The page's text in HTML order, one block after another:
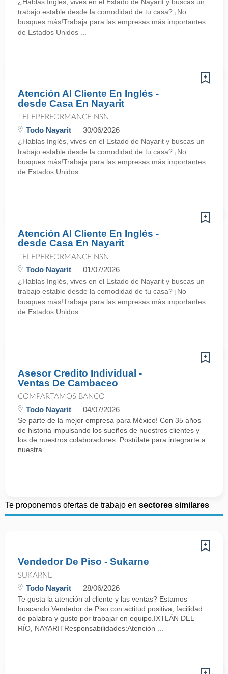
trabajo estable desde la comodidad de tu casa? ¡No
busques más!Trabaja para las empresas más importantes
de Estados Unidos ...
Atención Al Cliente En Inglés -
desde Casa En Nayarit
TELEPERFORMANCE NSN
Todo Nayarit 30/06/2026
¿Hablas Inglés, vives en el Estado de Nayarit y buscas un
trabajo estable desde la comodidad de tu casa? ¡No
busques más!Trabaja para las empresas más importantes
de Estados Unidos ...
Atención Al Cliente En Inglés -
desde Casa En Nayarit
TELEPERFORMANCE NSN
Todo Nayarit 01/07/2026
¿Hablas Inglés, vives en el Estado de Nayarit y buscas un
trabajo estable desde la comodidad de tu casa? ¡No
busques más!Trabaja para las empresas más importantes
de Estados Unidos ...
Asesor Credito Individual -
Ventas De Cambaceo
COMPARTAMOS BANCO
Todo Nayarit 04/07/2026
Se parte de la mejor empresa para México! Con 35 años
de historia impulsando los sueños de nuestros clientes y
los de nuestros colaboradores. Postúlate para integrarte a
nuestra ...
Te proponemos ofertas de trabajo en sectores similares
Vendedor De Piso - Sukarne
SUKARNE
Todo Nayarit 28/06/2026
Te gusta la atención al cliente y las ventas? Estamos
buscando Vendedor de Piso con actitud positiva, facilidad
de palabra y gusto por trabajar en equipo.IXTLÁN DEL
RÍO, NAYARITResponsabilidades:Atención ...